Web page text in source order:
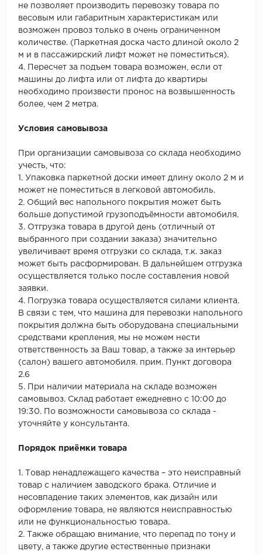
не позволяет производить перевозку товара по
весовым или габаритным характеристикам или
возможен провоз только в очень ограниченном
количестве. (Паркетная доска часто длиной около 2
м и в пассажирский лифт может не поместиться).
4. Пересчет за подъем товара возможен, если от
машины до лифта или от лифта до квартиры
необходимо произвести пронос на возвышенность
более, чем 2 метра.
Условия самовывоза
При организации самовывоза со склада необходимо
учесть, что:
1. Упаковка паркетной доски имеет длину около 2 м и
может не поместиться в легковой автомобиль.
2. Общий вес напольного покрытия может быть
больше допустимой грузоподъёмности автомобиля.
3. Отгрузка товара в другой день (отличный от
выбранного при создании заказа) значительно
увеличивает время отгрузки со склада, т.к. заказ
может быть расформирован. В дальнейшем отгрузка
осуществляется только после составления новой
заявки.
4. Погрузка товара осуществляется силами клиента.
В связи с тем, что машина для перевозки напольного
покрытия должна быть оборудована специальными
средствами крепления, мы не можем нести
ответственность за Ваш товар, а также за интерьер
(салон) вашего автомобиля. прим. Пункт договора
2.6
5. При наличии материала на складе возможен
самовывоз. Склад работает ежедневно с 10:00 до
19:30. По возможности самовывоза со склада -
уточняйте у консультанта.
Порядок приёмки товара
1. Товар ненадлежащего качества – это неисправный
товар с наличием заводского брака. Отличие и
несовпадение таких элементов, как дизайн или
оформление товара, не являются неисправностью
или не функциональностью товара.
2. Также обращаю внимание, что перепад по тону и
цвету, а также другие естественные признаки